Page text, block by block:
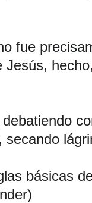
fue
básicas